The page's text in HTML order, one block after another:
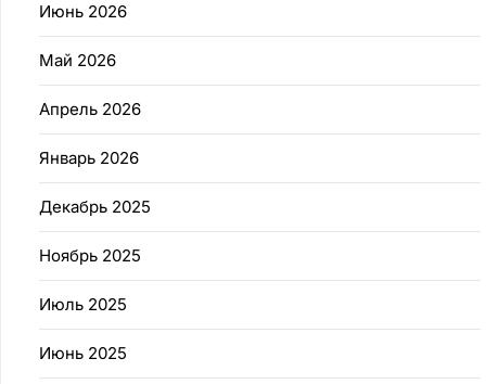
Июнь 2026
Май 2026
Апрель 2026
Январь 2026
Декабрь 2025
Ноябрь 2025
Июль 2025
Июнь 2025